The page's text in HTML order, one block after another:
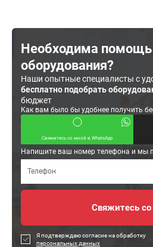
Необходима помощь
оборудования?
Наши опытные специалисты с
бесплатно подобрать
бюджет
Как вам было бы удобнее получить
Свяжитесь со мной в WhatsApp
Напишите ваш номер телефона и мы
Я подтверждаю согласие на обработку
персональных данных